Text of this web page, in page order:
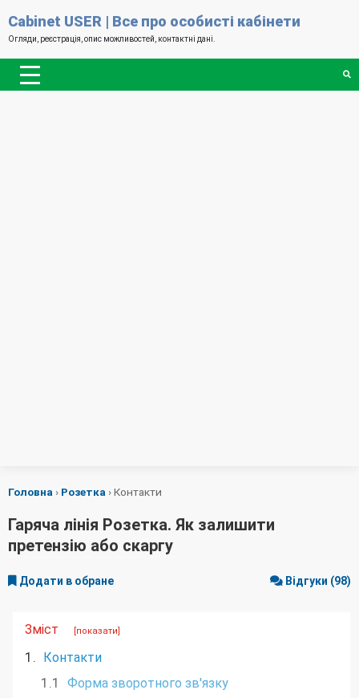
Cabinet USER | Все про особисті кабінети
Огляди, реєстрація, опис можливостей, контактні дані.
Головна › Розетка ›Контакти
Гаряча лінія Розетка. Як залишити
претензію або скаргу
Додати в обране Відгуки (98)
Зміст [показати]
1. Контакти
1.1 Форма зворотного зв'язку